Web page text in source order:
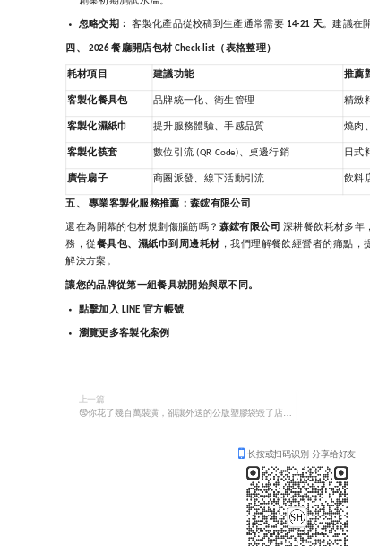
忽略交期： 客製化產品從校稿到生產通常需要 14-21 天。建議在
四、 2026餐廳開店包材Check-list （表格整理）
耗材項目 建議功能 推薦
客製化餐具包 品牌統一化、衛生管理 精緻
客製化濕紙巾 提升服務體驗、手感品質 燒肉
客製化筷套 數位引流 (QR Code) 、桌邊行銷 日式
廣告扇子 商圈派發、線下活動引流 飲料
五、 專業客製化服務推薦：森鋐有限公司
還在為開幕的包材規劃傷腦筋嗎？ 森鋐有限公司 深耕餐飲耗材多年
務，從餐具包、濕紙巾到周邊耗材，我們理解餐飲經營者的痛點，
解決方案。
讓您的品牌從第一組餐具就開始與眾不同。
點擊加入 LINE 官方帳號
瀏覽更多客製化案例
上一篇
长按或扫码识别 分享给好友